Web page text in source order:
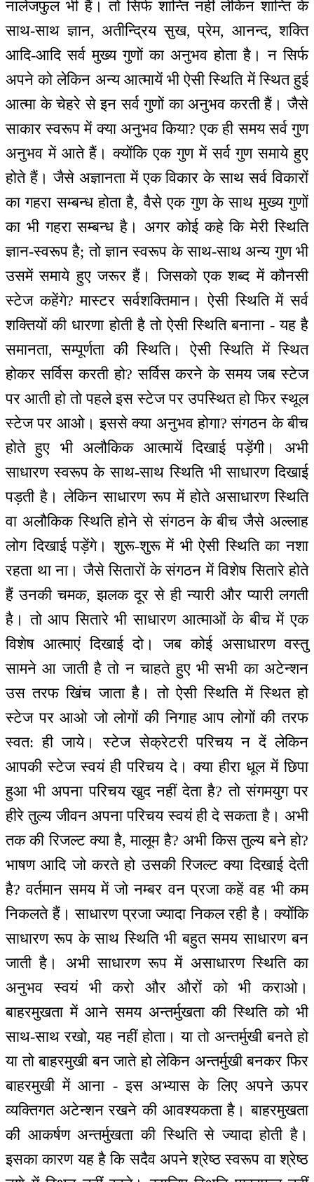
नालेजफुल भी हैं। तो सिर्फ शान्ति नहीं लेकिन शान्ति के
साथ-साथ ज्ञान, अतीन्द्रिय सुख, प्रेम, आनन्द, शक्ति
आदि-आदि सर्व मुख्य गुणों का अनुभव होता है। न सिर्फ
अपने को लेकिन अन्य आत्मायें भी ऐसी स्थिति में स्थित हुई
आत्मा के चेहरे से इन सर्व गुणों का अनुभव करती हैं। जैसे
साकार स्वरूप में क्या अनुभव किया? एक ही समय सर्व गुण
अनुभव में आते हैं। क्योंकि एक गुण में सर्व गुण समाये हुए
होते हैं। जैसे अज्ञानता में एक विकार के साथ सर्व विकारों
का गहरा सम्बन्ध होता है, वैसे एक गुण के साथ मुख्य गुणों
का भी गहरा सम्बन्ध है। अगर कोई कहे कि मेरी स्थिति
ज्ञान-स्वरूप है; तो ज्ञान स्वरूप के साथ-साथ अन्य गुण भी
उसमें समाये हुए जरूर हैं। जिसको एक शब्द में कौनसी
स्टेज कहेंगे? मास्टर सर्वशक्तिमान। ऐसी स्थिति में सर्व
शक्तियों की धारणा होती है तो ऐसी स्थिति बनाना - यह है
समानता, सम्पूर्णता की स्थिति। ऐसी स्थिति में स्थित
होकर सर्विस करती हो? सर्विस करने के समय जब स्टेज
पर आती हो तो पहले इस स्टेज पर उपस्थित हो फिर स्थूल
स्टेज पर आओ। इससे क्या अनुभव होगा? संगठन के बीच
होते हुए भी अलौकिक आत्मायें दिखाई पड़ेंगी। अभी
साधारण स्वरूप के साथ-साथ स्थिति भी साधारण दिखाई
पड़ती है। लेकिन साधारण रूप में होते असाधारण स्थिति
वा अलौकिक स्थिति होने से संगठन के बीच जैसे अल्लाह
लोग दिखाई पड़ेंगे। शुरू-शुरू में भी ऐसी स्थिति का नशा
रहता था ना। जैसे सितारों के संगठन में विशेष सितारे होते
हैं उनकी चमक, झलक दूर से ही न्यारी और प्यारी लगती
है। तो आप सितारे भी साधारण आत्माओं के बीच में एक
विशेष आत्माएं दिखाई दो। जब कोई असाधारण वस्तु
सामने आ जाती है तो न चाहते हुए भी सभी का अटेन्शन
उस तरफ खिंच जाता है। तो ऐसी स्थिति में स्थित हो
स्टेज पर आओ जो लोगों की निगाह आप लोगों की तरफ
स्वत: ही जाये। स्टेज सेक्रेटरी परिचय न दें लेकिन
आपकी स्टेज स्वयं ही परिचय दे। क्या हीरा धूल में छिपा
हुआ भी अपना परिचय खुद नहीं देता है? तो संगमयुग पर
हीरे तुल्य जीवन अपना परिचय स्वयं ही दे सकता है। अभी
तक की रिजल्ट क्या है, मालूम है? अभी किस तुल्य बने हो?
भाषण आदि जो करते हो उसकी रिजल्ट क्या दिखाई देती
है? वर्तमान समय में जो नम्बर वन प्रजा कहें वह भी कम
निकलते हैं। साधारण प्रजा ज्यादा निकल रही है। क्योंकि
साधारण रूप के साथ स्थिति भी बहुत समय साधारण बन
जाती है। अभी साधारण रूप में असाधारण स्थिति का
अनुभव स्वयं भी करो और औरों को भी कराओ।
बाहरमुखता में आने समय अन्तर्मुखता की स्थिति को भी
साथ-साथ रखो, यह नहीं होता। या तो अन्तर्मुखी बनते हो
या तो बाहरमुखी बन जाते हो लेकिन अन्तर्मुखी बनकर फिर
बाहरमुखी में आना - इस अभ्यास के लिए अपने ऊपर
व्यक्तिगत अटेन्शन रखने की आवश्यकता है। बाहरमुखता
की आकर्षण अन्तर्मुखता की स्थिति से ज्यादा होती है।
इसका कारण यह है कि सदैव अपने श्रेष्ठ स्वरूप वा श्रेष्ठ